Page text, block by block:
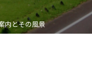
内とその風景